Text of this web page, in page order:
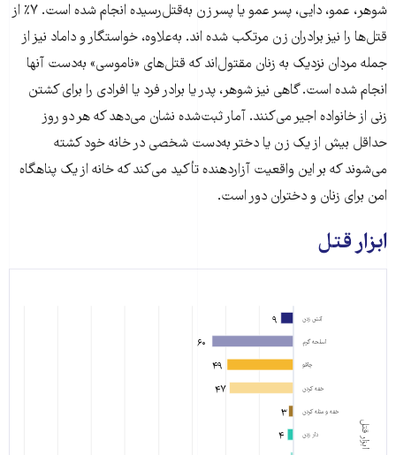
عمو یا پسر
عمو
۹
دایی
۲
خواستگار
۱۱
پسر
۴
خانوده زن
خواهر،
شوهر
شوهر، عمو، دایی، پسر عمو یا پسر زن به‌قتل‌رسیده انجام شده‌ است. ۷٪ از
قتل‌ها را نیز برادران زن مرتکب شده اند. به‌علاوه، خواستگار و داماد نیز از
جمله مردان نزدیک به زنان مقتول‌اند که قتل‌های «ناموسی» به‌دست آنها
انجام شده است. گاهی نیز شوهر، پدر یا برادر فرد یا افرادی را برای کشتن
زنی از خانواده اجیر می‌کنند. آمار ثبت‌شده نشان می‌دهد که هر دو روز
حداقل بیش از یک زن یا دختر به‌دست شخصی در خانه خود کشته
می‌شوند که بر این واقعیت آزاردهنده تأکید می‌کند که خانه از یک پناهگاه
امن برای زنان و دختران دور است.
ابزار قتل
ابزار قتل
۹
۶۰
۴۹
۴۷
۳
۴
آتش زدن
اسلحه گرم
چاقو
خفه کردن
خفه و مثله کردن
دار زدن
ابزار
قتل
زدن
۹